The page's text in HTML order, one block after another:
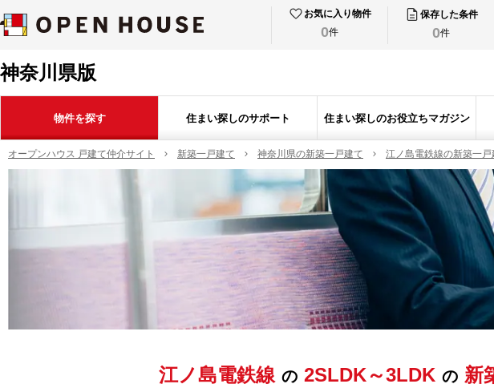
お気に入り物件
0件
保存した条件
0件
神奈川県版
物件を探す 住まい探しのサポート 住まい探しのお役立ちマガジン
オープンハウス 戸建て仲介サイト 新築一戸建て 神奈川県の新築一戸建て 江ノ島電鉄線の新築一戸
江ノ島電鉄線 の 2SLDK～3LDK の 新